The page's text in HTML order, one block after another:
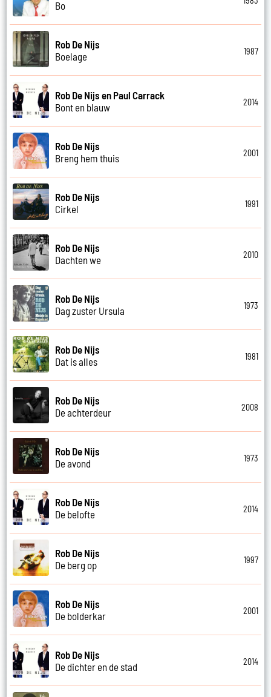
Bo
Rob De Nijs
Boelage
1987
Rob De Nijs en Paul Carrack
Bont en blauw
2014
Rob De Nijs
Breng hem thuis
2001
Rob De Nijs
Cirkel
1991
Rob De Nijs
Dachten we
2010
Rob De Nijs
Dag zuster Ursula
1973
Rob De Nijs
Dat is alles
1981
Rob De Nijs
De achterdeur
2008
Rob De Nijs
De avond
1973
Rob De Nijs
De belofte
2014
Rob De Nijs
De berg op
1997
Rob De Nijs
De bolderkar
2001
Rob De Nijs
De dichter en de stad
2014